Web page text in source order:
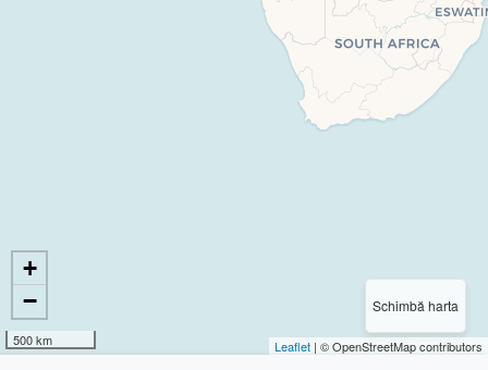
Schimbă harta
+
−
500 km Leaflet | © OpenStreetMap contributors